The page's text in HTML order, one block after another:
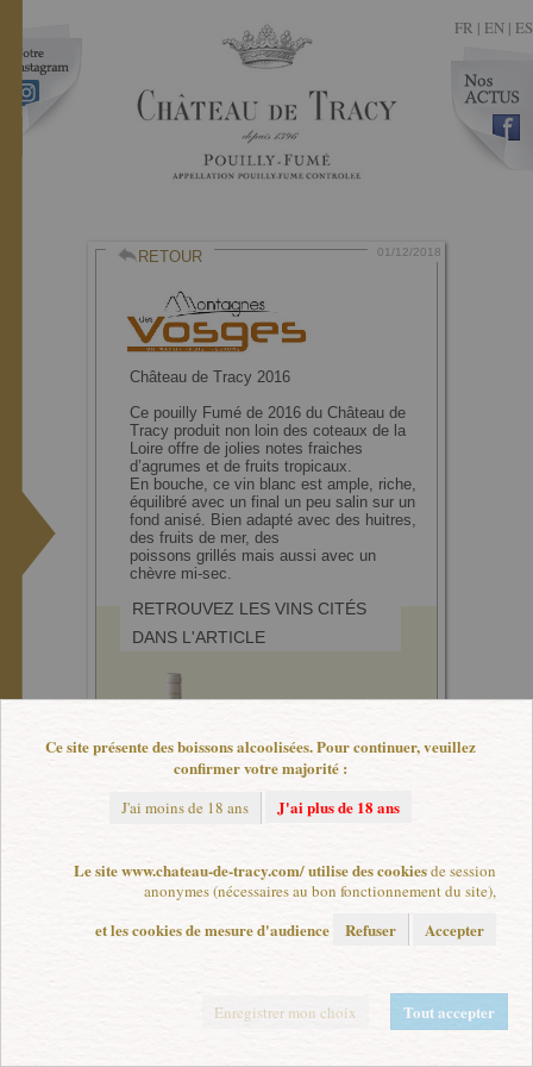
FR | EN | ES
RETOUR
Château de Tracy 2016
Ce pouilly Fumé de 2016 du Château de
Tracy produit non loin des coteaux de la
Loire offre de jolies notes fraiches
d’agrumes et de fruits tropicaux.
En bouche, ce vin blanc est ample, riche,
équilibré avec un final un peu salin sur un
fond anisé. Bien adapté avec des huitres,
des fruits de mer, des
poissons grillés mais aussi avec un
chèvre mi-sec.
01/12/2018
RETROUVEZ LES VINS CITÉS
DANS L'ARTICLE
Château de Tracy
L'abus d'alcool est dangereux pour la santé. A consommer avec modération.
Ce site présente des boissons alcoolisées. Pour continuer, veuillez
confirmer votre majorité :
J'ai moins de 18 ans J'ai plus de 18 ans
Le site www.chateau-de-tracy.com/ utilise des cookiesde session
anonymes (nécessaires au bon fonctionnement du site),
et les cookies de mesure d'audience Refuser Accepter
Enregistrer mon choix Tout accepter